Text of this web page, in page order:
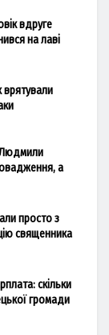
вдруге
на лаві
врятували
Людмили
а
просто з
священника
скільки
громади